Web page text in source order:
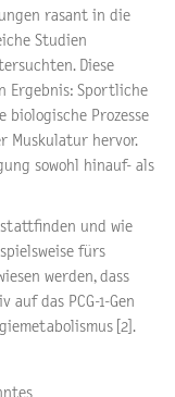
rasant in die
Studien
Diese
Ergebnis: Sportliche
biologische Prozesse
Muskulatur hervor.
sowohl hinauf- als
stattfinden und wie
fürs
werden, dass
das PCG-1-Gen
[2].